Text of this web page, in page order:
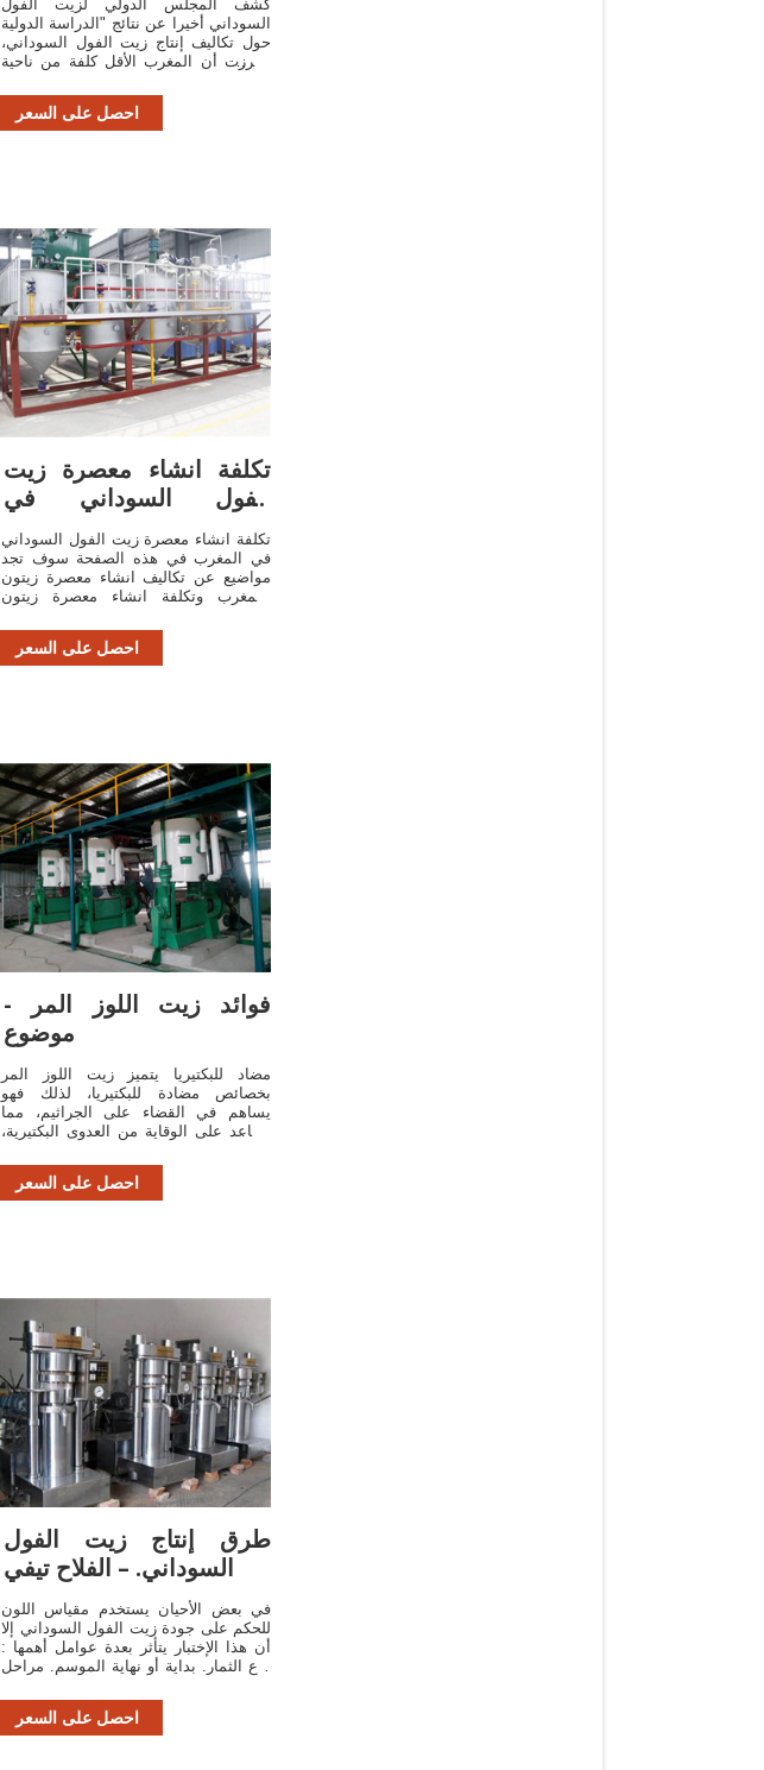
كشف المجلس الدولي لزيت الفول
السوداني أخيرا عن نتائج "الدراسة الدولية
حول تكاليف إنتاج زيت الفول السوداني،
وأبرزت أن المغرب الأقل كلفة من ناحية
لزيت الفول السوداني أن زيت الفول
السوداني المغربية أقل كلفة من
احصل على السعر
تكلفة انشاء معصرة زيت
الفول السوداني في
المغرب | جدني
تكلفة انشاء معصرة زيت الفول السوداني
في المغرب في هذه الصفحة سوف تجد
مواضيع عن تكاليف انشاء معصرة زيتون
بالمغرب وتكلفة انشاء معصرة زيتون
معصرةزيت الفول السوداني مصنو وانشاء
معصرة زيتون عصرية، كذلك
احصل على السعر
فوائد زيت اللوز المر -
موضوع
مضاد للبكتيريا يتميز زيت اللوز المر
بخصائص مضادة للبكتيريا، لذلك فهو
يساهم في القضاء على الجراثيم، مما
يساعد على الوقاية من العدوى البكتيرية،
احصل على السعر
طرق إنتاج زيت الفول
السوداني. – الفلاح تيفي
في بعض الأحيان يستخدم مقياس اللون
للحكم على جودة زيت الفول السوداني إلا
أن هذا الإختبار يتأثر بعدة عوامل أهمها :
نوع الثمار. بداية أو نهاية الموسم. مراحل
احصل على السعر